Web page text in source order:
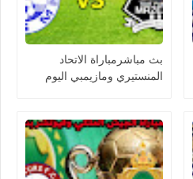
بث مباشرمباراة الاتحاد
المنستيري ومازيمبي اليوم